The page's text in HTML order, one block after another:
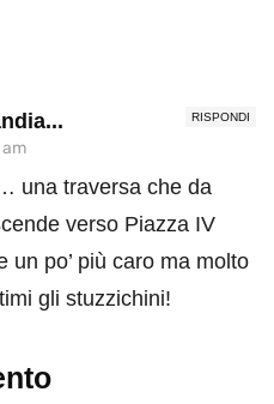
RISPONDI
am
una traversa che da
verso Piazza IV
po’ più caro ma molto
gli stuzzichini!